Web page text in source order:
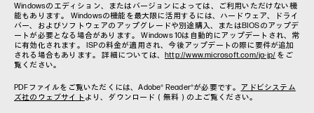
Windowsのエディション、またはバージョンによっては、ご利用いただけない機
能もあります。 Windowsの機能を最大限に活用するには、ハードウェア、ドライ
バー、およびソフトウェアのアップグレードや別途購入、またはBIOSのアップデ
ートが必要となる場合があります。 Windows 10は自動的にアップデートされ、常
に有効化されます。 ISPの料金が適用され、今後アップデートの際に要件が追加
される場合もあります。 詳細については、 http://www.microsoft.com/ja-jp/ をご
覧ください。
PDFファイルをご覧いただくには、Adobe® Reader®が必要です。 アドビシステム
ズ社のウェブサイト より、ダウンロード（無料）の上ご覧ください。